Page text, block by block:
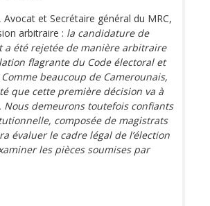
et Secrétaire général du MRC,
arbitraire : la candidature de
a été rejetée de manière arbitraire
flagrante du Code électoral et
beaucoup de Camerounais,
que cette première décision va à
Nous demeurons toutefois confiants
composée de magistrats
évaluer le cadre légal de l’élection
les pièces soumises par